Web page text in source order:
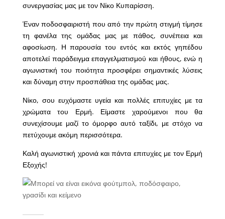
συνεργασίας μας με τον Νίκο Κυπαρίσση.
Έναν ποδοσφαιριστή που από την πρώτη στιγμή τίμησε
τη φανέλα της ομάδας μας με πάθος, συνέπεια και
αφοσίωση. Η παρουσία του εντός και εκτός γηπέδου
αποτελεί παράδειγμα επαγγελματισμού και ήθους, ενώ η
αγωνιστική του ποιότητα προσφέρει σημαντικές λύσεις
και δύναμη στην προσπάθεια της ομάδας μας.
Νίκο, σου ευχόμαστε υγεία και πολλές επιτυχίες με τα
χρώματα του Ερμή. Είμαστε χαρούμενοι που θα
συνεχίσουμε μαζί το όμορφο αυτό ταξίδι, με στόχο να
πετύχουμε ακόμη περισσότερα.
Καλή αγωνιστική χρονιά και πάντα επιτυχίες με τον Ερμή
Εξοχής!